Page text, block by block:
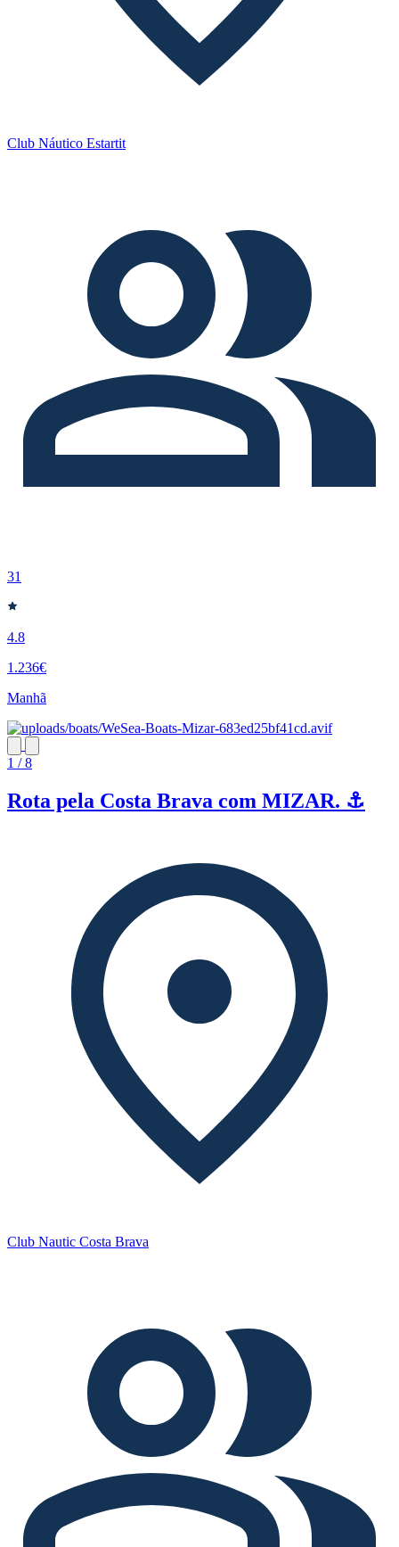
Club Náutico Estartit
31
4.8
1.236€
Manhã
1 / 8
Rota pela Costa Brava com MIZAR. ⚓
Club Nautic Costa Brava